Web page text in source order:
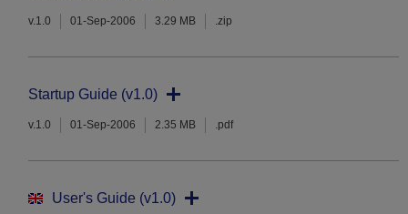
v.1.0 01-Sep-2006 3.29 MB .zip
Startup Guide (v1.0)
v.1.0 01-Sep-2006 2.35 MB .pdf
User's Guide (v1.0)